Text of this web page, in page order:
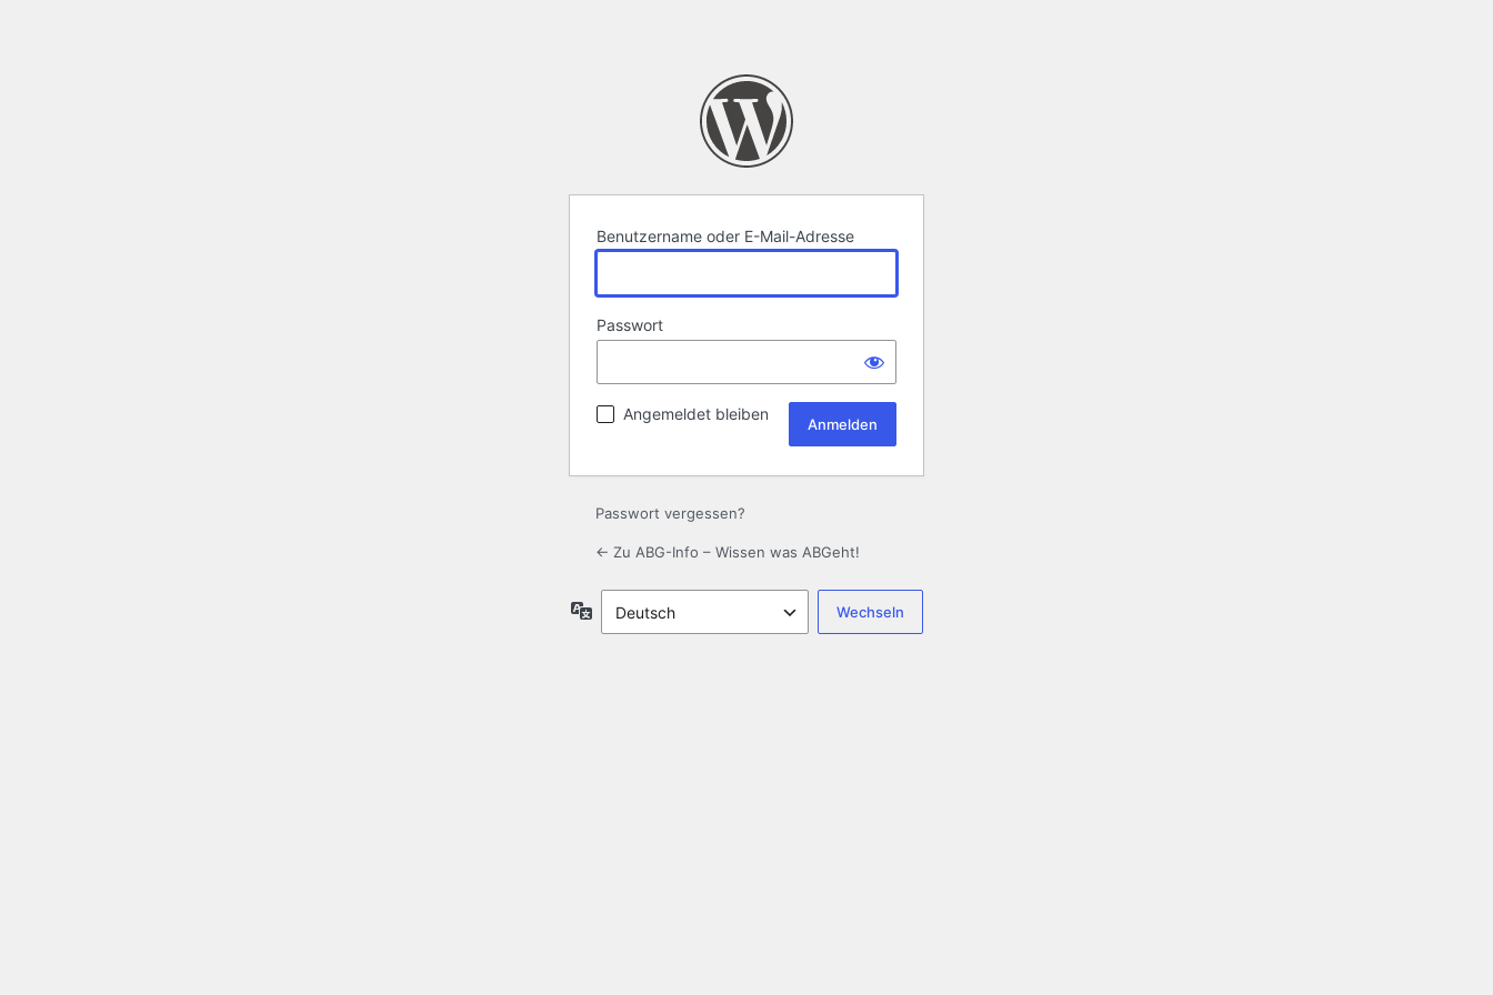
Benutzername oder E-Mail-Adresse
Passwort
Angemeldet bleiben
Passwort vergessen?
← Zu ABG-Info – Wissen was ABGeht!
Sprache